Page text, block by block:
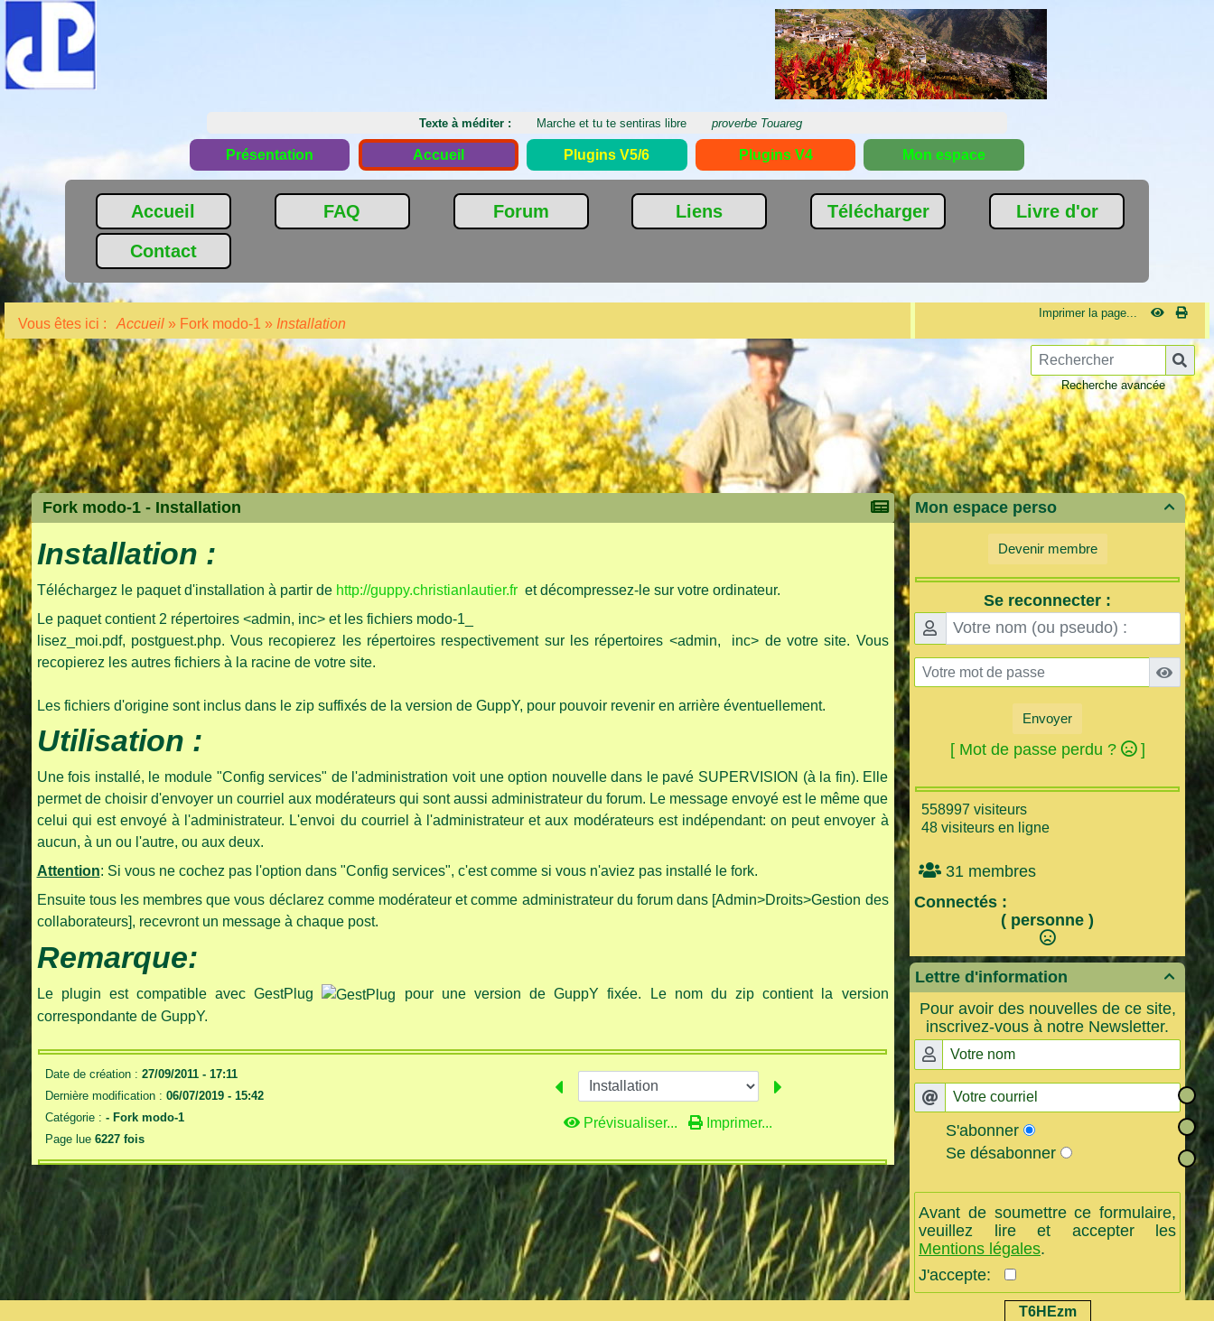
Texte à méditer : Marche et tu te sentiras libre proverbe Touareg
Présentation Accueil Plugins V5/6 Plugins V4 Mon espace
Accueil FAQ Forum Liens Télécharger
Livre d'or
Contact
Vous êtes ici : Accueil » Fork modo-1 » Installation
Imprimer la page...
Recherche avancée
Fork modo-1 - Installation
Installation :
Téléchargez le paquet d'installation à partir de http://guppy.christianlautier.fret décompressez-le sur votre ordinateur.
Le paquet contient 2 répertoires <admin, inc> et les fichiers modo-1_
lisez_moi.pdf, postguest.php. Vous recopierez les répertoires respectivement sur les répertoires <admin, inc> de votre site. Vous
recopierez les autres fichiers à la racine de votre site.
Les fichiers d'origine sont inclus dans le zip suffixés de la version de GuppY, pour pouvoir revenir en arrière éventuellement.
Utilisation :
Une fois installé, le module "Config services" de l'administration voit une option nouvelle dans le pavé SUPERVISION (à la fin). Elle
permet de choisir d'envoyer un courriel aux modérateurs qui sont aussi administrateur du forum. Le message envoyé est le même que
celui qui est envoyé à l'administrateur. L'envoi du courriel à l'administrateur et aux modérateurs est indépendant: on peut envoyer à
aucun, à un ou l'autre, ou aux deux.
Attention: Si vous ne cochez pas l'option dans "Config services", c'est comme si vous n'aviez pas installé le fork.
Ensuite tous les membres que vous déclarez comme modérateur et comme administrateur du forum dans [Admin>Droits>Gestion des
collaborateurs], recevront un message à chaque post.
Remarque:
Le plugin est compatible avec GestPlug
pour une version de GuppY fixée. Le nom du zip contient la version
correspondante de GuppY.
Date de création : 27/09/2011 - 17:11
Dernière modification : 06/07/2019 - 15:42
Catégorie : - Fork modo-1
Page lue 6227 fois
Prévisualiser... Imprimer...

Mon espace perso
Devenir membre
Se reconnecter :
Envoyer
[ Mot de passe perdu ? ]
558997 visiteurs
48 visiteurs en ligne
31 membres
Connectés :
( personne )

Lettre d'information
Pour avoir des nouvelles de ce site,
inscrivez-vous à notre Newsletter.
S'abonner
Se désabonner
Avant de soumettre ce formulaire,
veuillez lire et accepter les
Mentions légales.
J'accepte:
T6HEzm